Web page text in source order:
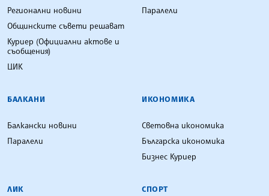
Регионални новини
Общинските съвети решават
Куриер (Официални актове и
съобщения)
ЦИК
Паралели
БАЛКАНИ
Балкански новини
Паралели
ИКОНОМИКА
Световна икономика
Българска икономика
Бизнес Куриер
ЛИК СПОРТ